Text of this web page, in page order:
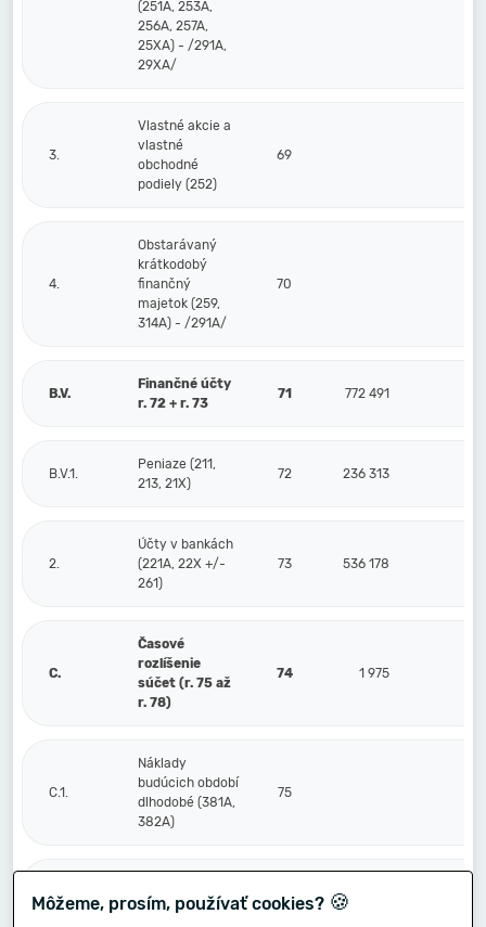
(251A, 253A,
256A, 257A,
25XA) - /291A,
29XA/
3.
Vlastné akcie a
vlastné
obchodné
podiely (252)
69
4.
Obstarávaný
krátkodobý
finančný
majetok (259,
314A) - /291A/
70
B.V.
Finančné účty
r. 72 + r. 73
71 772 491
B.V.1.
Peniaze (211,
213, 21X)
72 236 313
2.
Účty v bankách
(221A, 22X +/-
261)
73 536 178
C.
Časové
rozlíšenie
súčet (r. 75 až
r. 78)
74 1 975
C.1.
Náklady
budúcich období
dlhodobé (381A,
382A)
75
2.
budúcich období
76
Môžeme, prosím, používať cookies? 🍪